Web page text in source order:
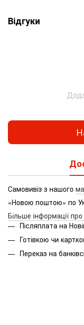
Відгуки
Самовивіз з нашого
«Новою поштою» по
Більше інформації
Післяплата на
Готівкою чи
Переказ на